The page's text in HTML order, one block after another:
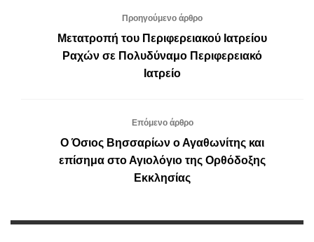
Προηγούμενο άρθρο
Μετατροπή του Περιφερειακού Ιατρείου
Ραχών σε Πολυδύναμο Περιφερειακό
Ιατρείο
Επόμενο άρθρο
Ο Όσιος Βησσαρίων ο Αγαθωνίτης και
επίσημα στο Αγιολόγιο της Ορθόδοξης
Εκκλησίας